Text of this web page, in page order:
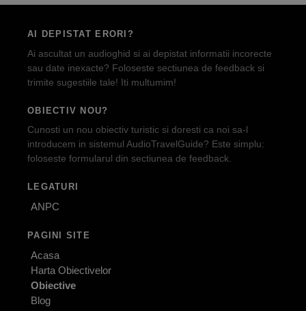
AI DEPISTAT ERORI?
Ai ascultat un audioghid si ai depistat informatii incorecte
sau date inexacte? Foloseste sectiunea de feedback si
trimite sugestiile tale! Iti multumim!
OBIECTIV NOU?
Cunosti un nou obiectiv turistic si doresti ca noi sa-l
introducem in sistemul AudioTravelGuide? Este simplu:
foloseste formularul din sectiunea de feedback.
LEGATURI
ANPC
PAGINI SITE
Acasa
Harta Obiectivelor
Obiective
Blog